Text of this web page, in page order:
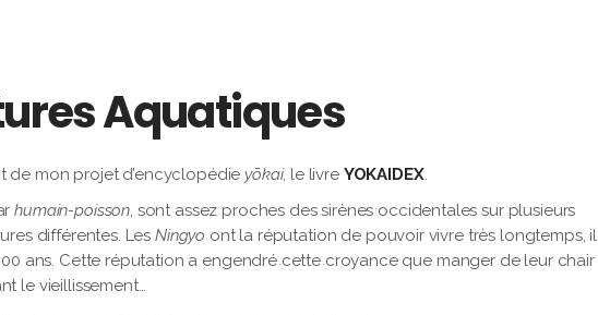
Aquatiques
de mon projet d’encyclopédie yōkai, le livre YOKAIDEX.
humain-poisson, sont assez proches des sirènes occidentales sur plusieurs
différentes. LesNingyo ont la réputation de pouvoir vivre très longtemps, il
ans. Cette réputation a engendré cette croyance que manger de leur chair
le vieillissement…